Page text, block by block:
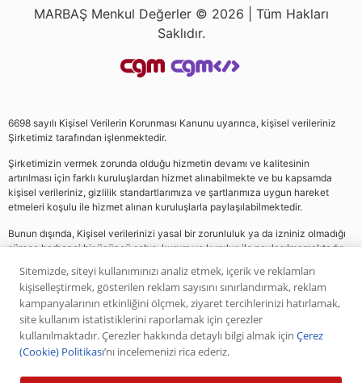
MARBAŞ Menkul Değerler © 2026 | Tüm Hakları
Saklıdır.
6698 sayılı Kişisel Verilerin Korunması Kanunu uyarınca, kişisel verileriniz
Şirketimiz tarafından işlenmektedir.
Şirketimizin vermek zorunda olduğu hizmetin devamı ve kalitesinin
artırılması için farklı kuruluşlardan hizmet alınabilmekte ve bu kapsamda
kişisel verileriniz, gizlilik standartlarımıza ve şartlarımıza uygun hareket
etmeleri koşulu ile hizmet alınan kuruluşlarla paylaşılabilmektedir.
Bunun dışında, Kişisel verilerinizi yasal bir zorunluluk ya da izniniz olmadığı
sürece herhangi bir üçüncü şahıs, kurum ve kuruluş ile paylaşılmamaktadır.
Web sitemizde yer alan analiz, yorum ve tavsiyeler yatırım danışmanlığı
kapsamında değildir. Bu tavsiyeler genel nitelikte olup, özel olarak sizin mali
durumunuz ile risk ve getiri tercihlerinize uygun olarak hazırlanmamıştır. Bu
nedenle, sadece burada yer alan bilgilere dayanılarak yatırım kararı verilmesi
beklentilerinize uygun sonuçlar doğurmayabilir. Yapılan tüm yorumlar
Sitemizde, siteyi kullanımınızı analiz etmek, içerik ve reklamları
kişiselleştirmek, gösterilen reklam sayısını sınırlandırmak, reklam
kampanyalarının etkinliğini ölçmek, ziyaret tercihlerinizi hatırlamak,
site kullanım istatistiklerini raporlamak için çerezler
kullanılmaktadır. Çerezler hakkında detaylı bilgi almak için Çerez
(Cookie) Politikası’nı incelemenizi rica ederiz.